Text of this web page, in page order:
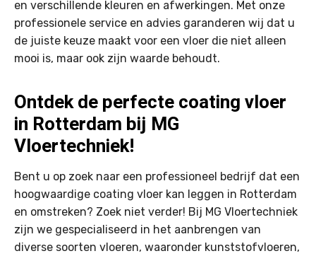
en verschillende kleuren en afwerkingen. Met onze
professionele service en advies garanderen wij dat u
de juiste keuze maakt voor een vloer die niet alleen
mooi is, maar ook zijn waarde behoudt.
Ontdek de perfecte coating vloer
in Rotterdam bij MG
Vloertechniek!
Bent u op zoek naar een professioneel bedrijf dat een
hoogwaardige coating vloer kan leggen in Rotterdam
en omstreken? Zoek niet verder! Bij MG Vloertechniek
zijn we gespecialiseerd in het aanbrengen van
diverse soorten vloeren, waaronder kunststofvloeren,